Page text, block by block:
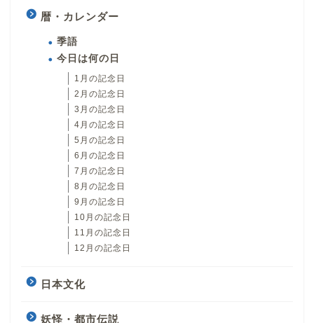
暦・カレンダー
季語
今日は何の日
1月の記念日
2月の記念日
3月の記念日
4月の記念日
5月の記念日
6月の記念日
7月の記念日
8月の記念日
9月の記念日
10月の記念日
11月の記念日
12月の記念日
日本文化
妖怪・都市伝説